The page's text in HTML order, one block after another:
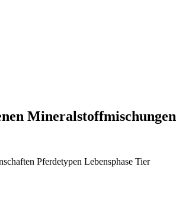
Mineralstoffmischungen
Pferdetypen Lebensphase Tier